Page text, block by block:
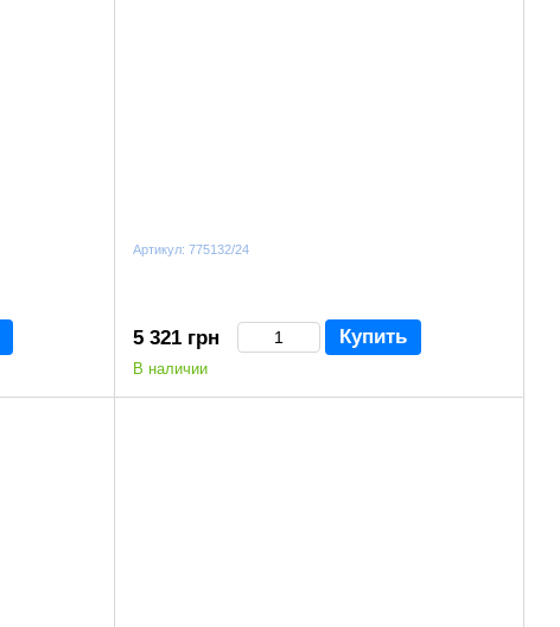
Артикул: 775132/24
5 321 грн Купить
В наличии